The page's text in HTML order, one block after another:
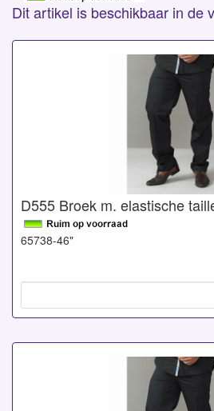
Dit artikel is beschikbaar in de
D555 Broek m. elastische
65738-46"